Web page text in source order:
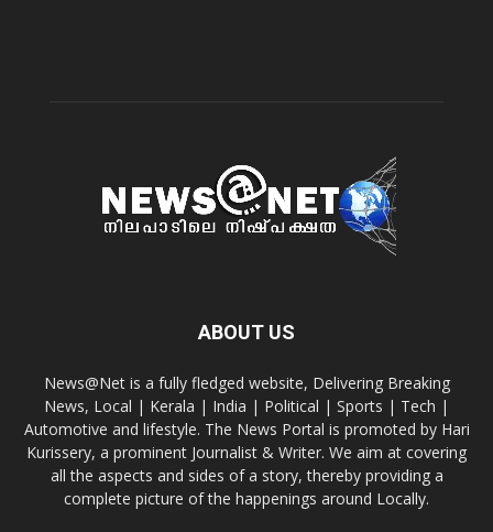
ABOUT US
News@Net is a fully fledged website, Delivering Breaking
News, Local | Kerala | India | Political | Sports | Tech |
Automotive and lifestyle. The News Portal is promoted by Hari
Kurissery, a prominent Journalist & Writer. We aim at covering
all the aspects and sides of a story, thereby providing a
complete picture of the happenings around Locally.